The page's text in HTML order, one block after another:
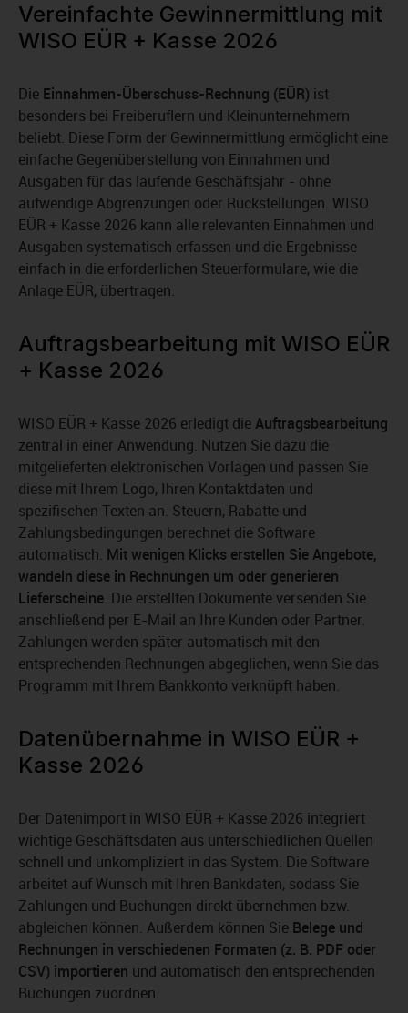
Vereinfachte Gewinnermittlung mit
WISO EÜR + Kasse 2026
Die Einnahmen-Überschuss-Rechnung (EÜR) ist
besonders bei Freiberuflern und Kleinunternehmern
beliebt. Diese Form der Gewinnermittlung ermöglicht eine
einfache Gegenüberstellung von Einnahmen und
Ausgaben für das laufende Geschäftsjahr - ohne
aufwendige Abgrenzungen oder Rückstellungen. WISO
EÜR + Kasse 2026 kann alle relevanten Einnahmen und
Ausgaben systematisch erfassen und die Ergebnisse
einfach in die erforderlichen Steuerformulare, wie die
Anlage EÜR, übertragen.
Auftragsbearbeitung mit WISO EÜR
+ Kasse 2026
WISO EÜR + Kasse 2026 erledigt dieAuftragsbearbeitung
zentral in einer Anwendung. Nutzen Sie dazu die
mitgelieferten elektronischen Vorlagen und passen Sie
diese mit Ihrem Logo, Ihren Kontaktdaten und
spezifischen Texten an. Steuern, Rabatte und
Zahlungsbedingungen berechnet die Software
automatisch. Mit wenigen Klicks erstellen Sie Angebote,
wandeln diese in Rechnungen um oder generieren
Lieferscheine. Die erstellten Dokumente versenden Sie
anschließend per E-Mail an Ihre Kunden oder Partner.
Zahlungen werden später automatisch mit den
entsprechenden Rechnungen abgeglichen, wenn Sie das
Programm mit Ihrem Bankkonto verknüpft haben.
Datenübernahme in WISO EÜR +
Kasse 2026
Der Datenimport in WISO EÜR + Kasse 2026 integriert
wichtige Geschäftsdaten aus unterschiedlichen Quellen
schnell und unkompliziert in das System. Die Software
arbeitet auf Wunsch mit Ihren Bankdaten, sodass Sie
Zahlungen und Buchungen direkt übernehmen bzw.
abgleichen können. Außerdem können Sie Belege und
Rechnungen in verschiedenen Formaten (z. B. PDF oder
CSV) importieren und automatisch den entsprechenden
Buchungen zuordnen.